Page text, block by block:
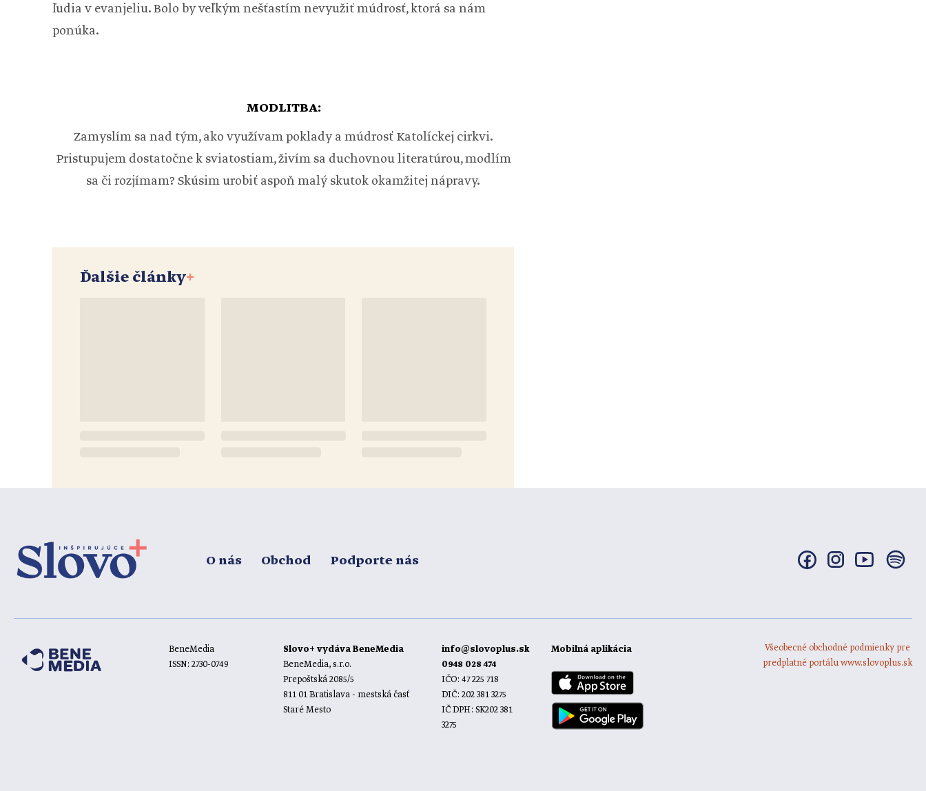
ľudia v evanjeliu. Bolo by veľkým nešťastím nevyužiť múdrosť, ktorá sa nám
ponúka.
MODLITBA:
Zamyslím sa nad tým, ako využívam poklady a múdrosť Katolíckej cirkvi.
Pristupujem dostatočne k sviatostiam, živím sa duchovnou literatúrou, modlím
sa či rozjímam? Skúsim urobiť aspoň malý skutok okamžitej nápravy.
Ďalšie články+
O nás Obchod Podporte nás
BeneMedia
ISSN: 2730-0749
Slovo+ vydáva BeneMedia
BeneMedia, s.r.o.
Prepoštská 2085/5
811 01 Bratislava - mestská časť
Staré Mesto
info@slovoplus.sk
0948 028 474
IČO: 47 225 718
DIČ: 202 381 3275
IČ DPH: SK202 381
3275
Mobilná aplikácia
Všeobecné obchodné podmienky pre
predplatné portálu www.slovoplus.sk